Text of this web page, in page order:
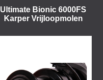
Ultimate Bionic 6000FS
Karper Vrijloopmolen